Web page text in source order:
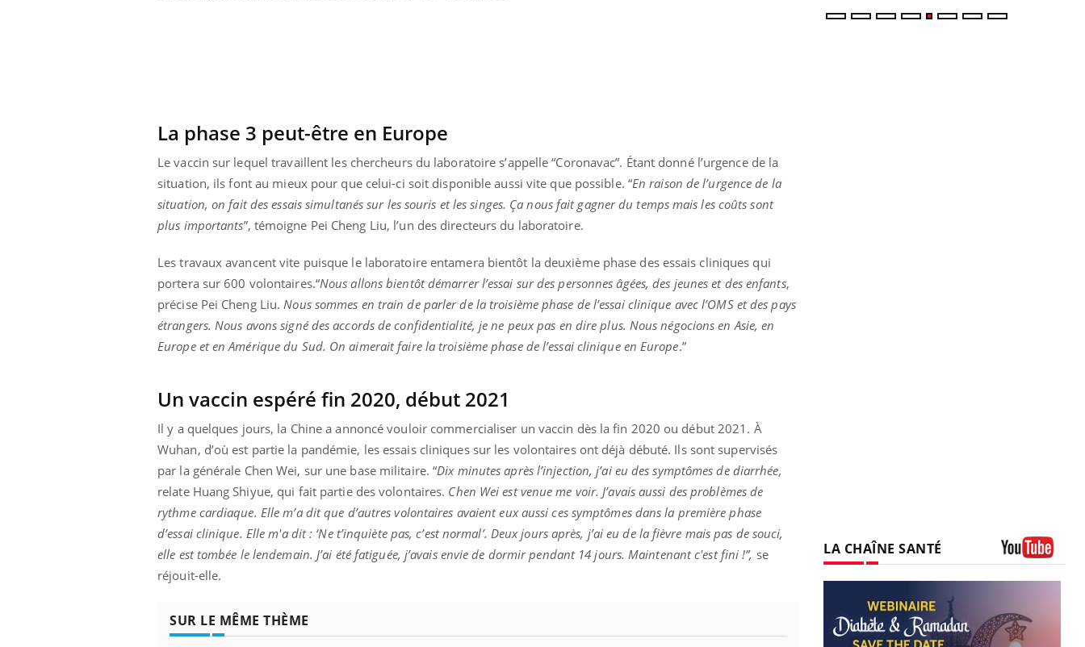
La phase 3 peut-être en Europe
Le vaccin sur lequel travaillent les chercheurs du laboratoire s’appelle “Coronavac”. Étant donné l’urgence de la
situation, ils font au mieux pour que celui-ci soit disponible aussi vite que possible. “En raison de l’urgence de la
situation, on fait des essais simultanés sur les souris et les singes. Ça nous fait gagner du temps mais les coûts sont
plus importants”, témoigne Pei Cheng Liu, l’un des directeurs du laboratoire.
Les travaux avancent vite puisque le laboratoire entamera bientôt la deuxième phase des essais cliniques qui
portera sur 600 volontaires.“Nous allons bientôt démarrer l’essai sur des personnes âgées, des jeunes et des enfants,
précise Pei Cheng Liu. Nous sommes en train de parler de la troisième phase de l’essai clinique avec l’OMS et des pays
étrangers. Nous avons signé des accords de confidentialité, je ne peux pas en dire plus. Nous négocions en Asie, en
Europe et en Amérique du Sud. On aimerait faire la troisième phase de l’essai clinique en Europe.”
Un vaccin espéré fin 2020, début 2021
Il y a quelques jours, la Chine a annoncé vouloir commercialiser un vaccin dès la fin 2020 ou début 2021. À
Wuhan, d’où est partie la pandémie, les essais cliniques sur les volontaires ont déjà débuté. Ils sont supervisés
par la générale Chen Wei, sur une base militaire. “Dix minutes après l’injection, j’ai eu des symptômes de diarrhée,
relate Huang Shiyue, qui fait partie des volontaires. Chen Wei est venue me voir. J’avais aussi des problèmes de
rythme cardiaque. Elle m’a dit que d’autres volontaires avaient eux aussi ces symptômes dans la première phase
d’essai clinique. Elle m'a dit : ‘Ne t’inquiète pas, c’est normal’. Deux jours après, j’ai eu de la fièvre mais pas de souci,
elle est tombée le lendemain. J’ai été fatiguée, j’avais envie de dormir pendant 14 jours. Maintenant c'est fini !”, se
réjouit-elle.
SUR LE MÊME THÈME
LA CHAÎNE SANTÉ